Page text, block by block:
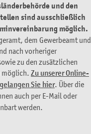
und den
sind ausschließlich
möglich.
dem Gewerbeamt und
nach vorheriger
zu den zusätzlichen
möglich. Zu unserer Online-
Sie hier. Über die
auch per E-Mail oder
werden.